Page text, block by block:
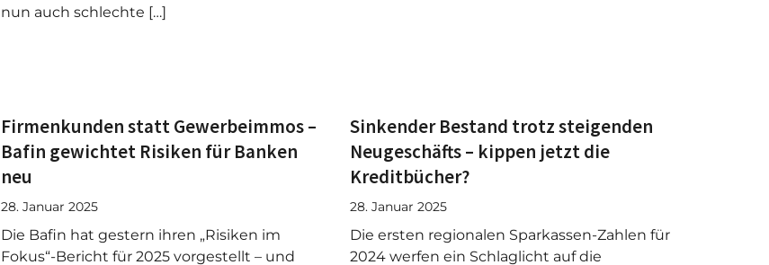
nun auch schlechte […]
Firmenkunden statt Gewerbeimmos –
Bafin gewichtet Risiken für Banken
neu
28. Januar 2025
Die Bafin hat gestern ihren „Risiken im
Fokus“-Bericht für 2025 vorgestellt – und
Sinkender Bestand trotz steigenden
Neugeschäfts – kippen jetzt die
Kreditbücher?
28. Januar 2025
Die ersten regionalen Sparkassen-Zahlen für
2024 werfen ein Schlaglicht auf die